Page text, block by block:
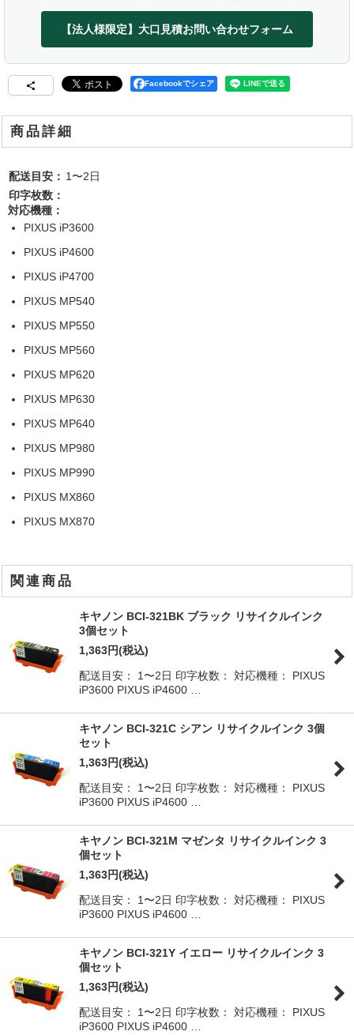
【法人様限定】大口見積お問い合わせフォーム
Facebookでシェア
商品詳細
配送目安： 1〜2日
印字枚数：
対応機種：
PIXUS iP3600
PIXUS iP4600
PIXUS iP4700
PIXUS MP540
PIXUS MP550
PIXUS MP560
PIXUS MP620
PIXUS MP630
PIXUS MP640
PIXUS MP980
PIXUS MP990
PIXUS MX860
PIXUS MX870
関連商品
キヤノン BCI-321BK ブラック リサイクルインク
3個セット
1,363円(税込)
配送目安： 1〜2日 印字枚数： 対応機種： PIXUS
iP3600 PIXUS iP4600 …
キヤノン BCI-321C シアン リサイクルインク 3個
セット
1,363円(税込)
配送目安： 1〜2日 印字枚数： 対応機種： PIXUS
iP3600 PIXUS iP4600 …
キヤノン BCI-321M マゼンタ リサイクルインク 3
個セット
1,363円(税込)
配送目安： 1〜2日 印字枚数： 対応機種： PIXUS
iP3600 PIXUS iP4600 …
キヤノン BCI-321Y イエロー リサイクルインク 3
個セット
1,363円(税込)
配送目安： 1〜2日 印字枚数： 対応機種： PIXUS
iP3600 PIXUS iP4600 …